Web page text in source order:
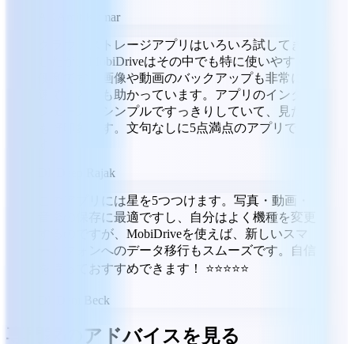
Amit Kumar
クラウドストレージアプリはいろいろ試してきま
したが、MobiDriveはその中でも特に使いやすく
便利です。画像や動画のバックアップも非常に高
速で、とても助かっています。アプリのインター
フェースはシンプルですっきりしていて、見た目
も好印象です。文句なしに5点満点のアプリで
Deep Rajak
このアプリには星を5つつけます。写真・動画・
音楽の保存に最適ですし、自分はよく機種を変更
するのですが、MobiDriveを使えば、新しいスマ
ートフォンへのデータ移行もスムーズです。自信
を持っておすすめできます！ ⭐⭐⭐⭐⭐
Dani Beck
専門家のアドバイスを見る